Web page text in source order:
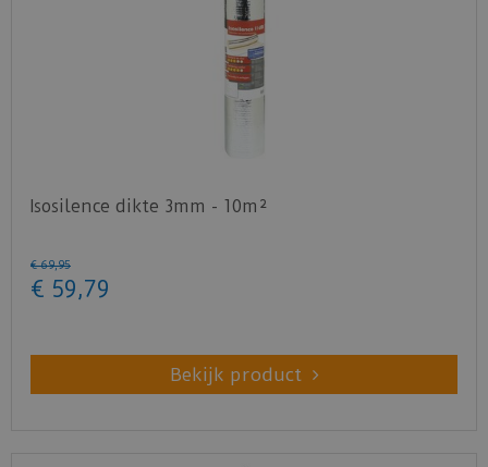
Isosilence dikte 3mm - 10m²
€ 69,95
€ 59,79
Bekijk product